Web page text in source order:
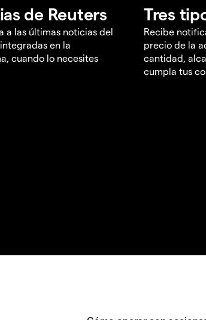
de Reuters
a las últimas noticias del
en la
cuando lo necesites
Tres
Recibe
precio de la
cantidad,
cumpla tus